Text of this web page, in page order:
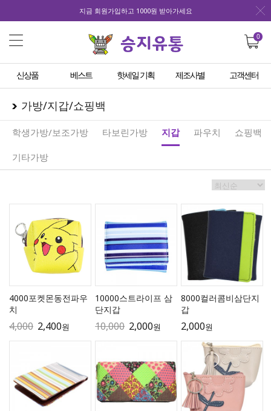
지금 회원가입하고 1000원 받아가세요
0
신상품 베스트 핫세일 기획 제조사별 고객센터
가방/지갑/쇼핑백
학생가방/보조가방 타보린가방 지갑 파우치 쇼핑백
기타가방
4000포켓몬동전파우
치
4,000 2,400원
10000스트라이프 삼
단지갑
10,000 2,000원
8000컬러콤비삼단지
갑
2,000원